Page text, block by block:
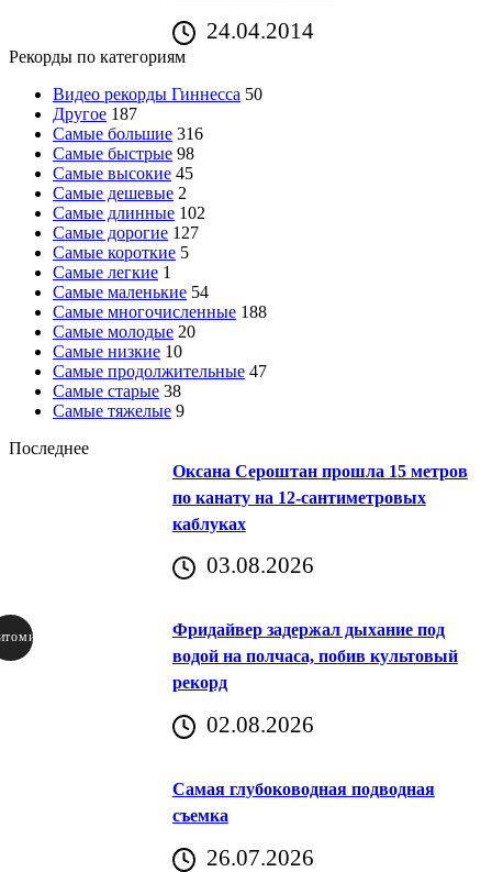
24.04.2014
Рекорды по категориям
Видео рекорды Гиннесса 50
Другое 187
Самые большие 316
Самые быстрые 98
Самые высокие 45
Самые дешевые 2
Самые длинные 102
Самые дорогие 127
Самые короткие 5
Самые легкие 1
Самые маленькие 54
Самые многочисленные 188
Самые молодые 20
Самые низкие 10
Самые продолжительные 47
Самые старые 38
Самые тяжелые 9
Последнее
Оксана Сероштан прошла 15 метров
по канату на 12-сантиметровых
каблуках
03.08.2026
Фридайвер задержал дыхание под
водой на полчаса, побив культовый
рекорд
02.08.2026
Самая глубоководная подводная
съемка
26.07.2026